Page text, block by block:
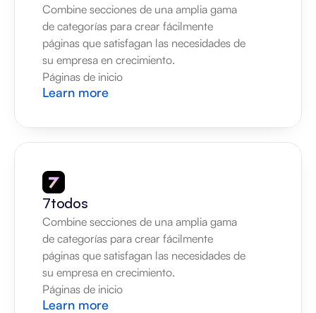
Combine secciones de una amplia gama
de categorías para crear fácilmente
páginas que satisfagan las necesidades de
su empresa en crecimiento.
Páginas de inicio
Learn more
7todos
Combine secciones de una amplia gama
de categorías para crear fácilmente
páginas que satisfagan las necesidades de
su empresa en crecimiento.
Páginas de inicio
Learn more